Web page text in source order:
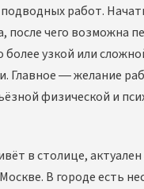
работ.
после чего возможна
более узкой или
Главное — желание
физической и
в столице,
В городе есть